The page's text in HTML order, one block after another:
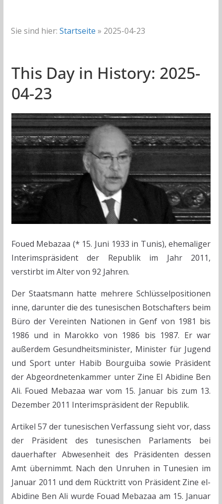
Sie sind hier: Startseite » 2025-04-23
This Day in History: 2025-
04-23
Foued Mebazaa (* 15. Juni 1933 in Tunis), ehemaliger
Interimspräsident der Republik im Jahr 2011,
verstirbt im Alter von 92 Jahren.
Der Staatsmann hatte mehrere Schlüsselpositionen
inne, darunter die des tunesischen Botschafters beim
Büro der Vereinten Nationen in Genf von 1981 bis
1986 und in Marokko von 1986 bis 1987. Er war
außerdem Gesundheitsminister, Minister für Jugend
und Sport unter Habib Bourguiba sowie Präsident
der Abgeordnetenkammer unter Zine El Abidine Ben
Ali. Foued Mebazaa war vom 15. Januar bis zum 13.
Dezember 2011 Interimspräsident der Republik.
Artikel 57 der tunesischen Verfassung sieht vor, dass
der Präsident des tunesischen Parlaments bei
dauerhafter Abwesenheit des Präsidenten dessen
Amt übernimmt. Nach den Unruhen in Tunesien im
Januar 2011 und dem Rücktritt von Präsident Zine el-
Abidine Ben Ali wurde Fouad Mebazaa am 15. Januar